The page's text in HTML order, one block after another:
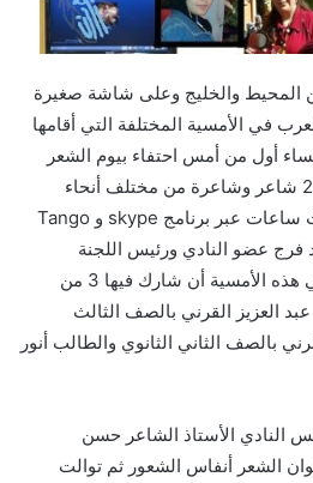
المحيط والخليج وعلى شاشة صغيرة
في الأمسية المختلفة التي أقامها
أول من أمس احتفاء بيوم الشعر
العالمي وشارك فيها قرابة 20 شاعر وشاعرة من مختلف أنحاء
الوطن العربي على مدار ثلاث ساعات عبر برنامج skype و Tango
فرج عضو النادي ورئيس اللجنة
المنبرية وكان من الملفت في هذه الأمسية أن شارك فيها 3 من
العزيز القرني بالصف الثالث
بالصف الثاني الثانوي والطالب أنور
النادي الأستاذ الشاعر حسن
الشعر أنفاس الشعور ثم توالت